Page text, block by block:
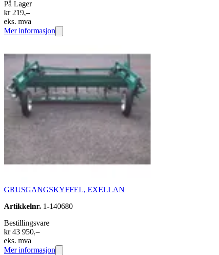
På Lager
kr 219,–
eks. mva
Mer informasjon
GRUSGANGSKYFFEL, EXELLAN
Artikkelnr. 1-140680
Bestillingsvare
kr 43 950,–
eks. mva
Mer informasjon